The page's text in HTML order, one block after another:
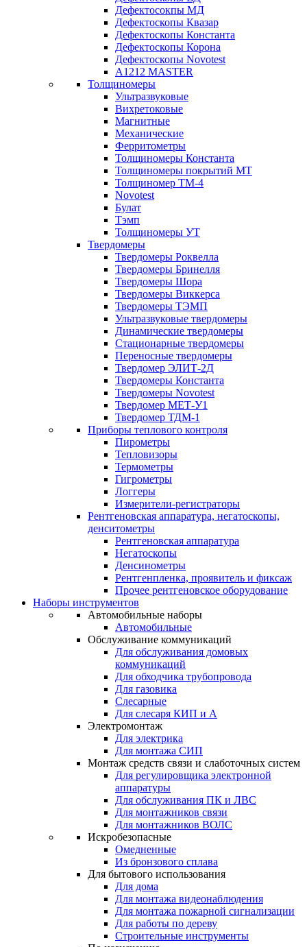
Дефектосокпы МД
Дефектоскопы Квазар
Дефектоскопы Константа
Дефектоскопы Корона
Дефектоскопы Novotest
А1212 MASTER
Толщиномеры
Ультразвуковые
Вихретоковые
Магнитные
Механические
Ферритометры
Толщиномеры Константа
Толщиномеры покрытий МТ
Толщиномер ТМ-4
Novotest
Булат
Тэмп
Толщиномеры УТ
Твердомеры
Твердомеры Роквелла
Твердомеры Бринелля
Твердомеры Шора
Твердомеры Виккерса
Твердомеры ТЭМП
Ультразвуковые твердомеры
Динамические твердомеры
Стационарные твердомеры
Переносные твердомеры
Твердомер ЭЛИТ-2Д
Твердомеры Константа
Твердомеры Novotest
Твердомер МЕТ-У1
Твердомер ТДМ-1
Приборы теплового контроля
Пирометры
Тепловизоры
Термометры
Гигрометры
Логгеры
Измерители-регистраторы
Рентгеновская аппаратура, негатоскопы,
денситометры
Рентгеновская аппаратура
Негатоскопы
Денсинометры
Рентгенпленка, проявитель и фиксаж
Прочее рентгеновское оборудование
Наборы инструментов
Автомобильные наборы
Автомобильные
Обслуживание коммуникаций
Для обслуживания домовых
коммуникаций
Для обходчика трубопровода
Для газовика
Слесарные
Для слесаря КИП и А
Электромонтаж
Для электрика
Для монтажа СИП
Монтаж средств связи и слаботочных систем
Для регулировщика электронной
аппаратуры
Для обслуживания ПК и ЛВС
Для монтажников связи
Для монтажников ВОЛС
Искробезопасные
Омедненные
Из бронзового сплава
Для бытового использования
Для дома
Для монтажа видеонаблюдения
Для монтажа пожарной сигнализации
Для работы по дереву
Строительные инструменты